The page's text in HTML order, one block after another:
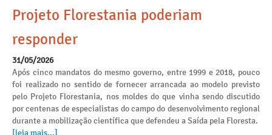
Projeto Florestania poderiam
responder
31/05/2026
Após cinco mandatos do mesmo governo, entre 1999 e 2018, pouco
foi realizado no sentido de fornecer arrancada ao modelo previsto
pelo Projeto Florestania, nos moldes do que vinha sendo discutido
por centenas de especialistas do campo do desenvolvimento regional
durante a mobilização científica que defendeu a Saída pela Floresta.
[leia mais...]